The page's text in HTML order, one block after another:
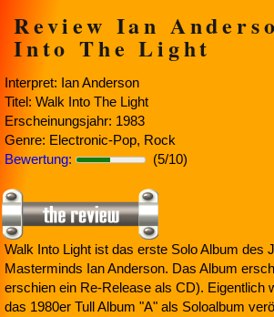
Review Ian
Into The Light
Interpret: Ian Anderson
Titel: Walk Into The Light
Erscheinungsjahr: 1983
Genre: Electronic-Pop, Rock
Bewertung:
(5/10)
Walk Into Light ist das erste Solo Album des
Masterminds Ian Anderson. Das Album
erschien ein Re-Release als CD). Eigentlich
das 1980er Tull Album "A" als Soloalbum